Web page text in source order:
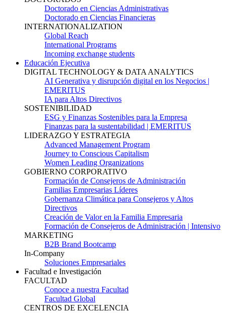
Doctorado en Ciencias Administrativas
Doctorado en Ciencias Financieras
INTERNATIONALIZATION
Global Reach
International Programs
Incoming exchange students
Educación Ejecutiva
DIGITAL TECHNOLOGY & DATA ANALYTICS
AI Generativa y disrupción digital en los Negocios |
EMERITUS
IA para Altos Directivos
SOSTENIBILIDAD
ESG y Finanzas Sostenibles para la Empresa
Finanzas para la sustentabilidad | EMERITUS
LIDERAZGO Y ESTRATEGIA
Advanced Management Program
Journey to Conscious Capitalism
Women Leading Organizations
GOBIERNO CORPORATIVO
Formación de Consejeros de Administración
Familias Empresarias Líderes
Gobernanza Climática para Consejeros y Altos
Directivos
Creación de Valor en la Familia Empresaria
Formación de Consejeros de Administración | Intensivo
MARKETING
B2B Brand Bootcamp
In-Company
Soluciones Empresariales
Facultad e Investigación
FACULTAD
Conoce a nuestra Facultad
Facultad Global
CENTROS DE EXCELENCIA